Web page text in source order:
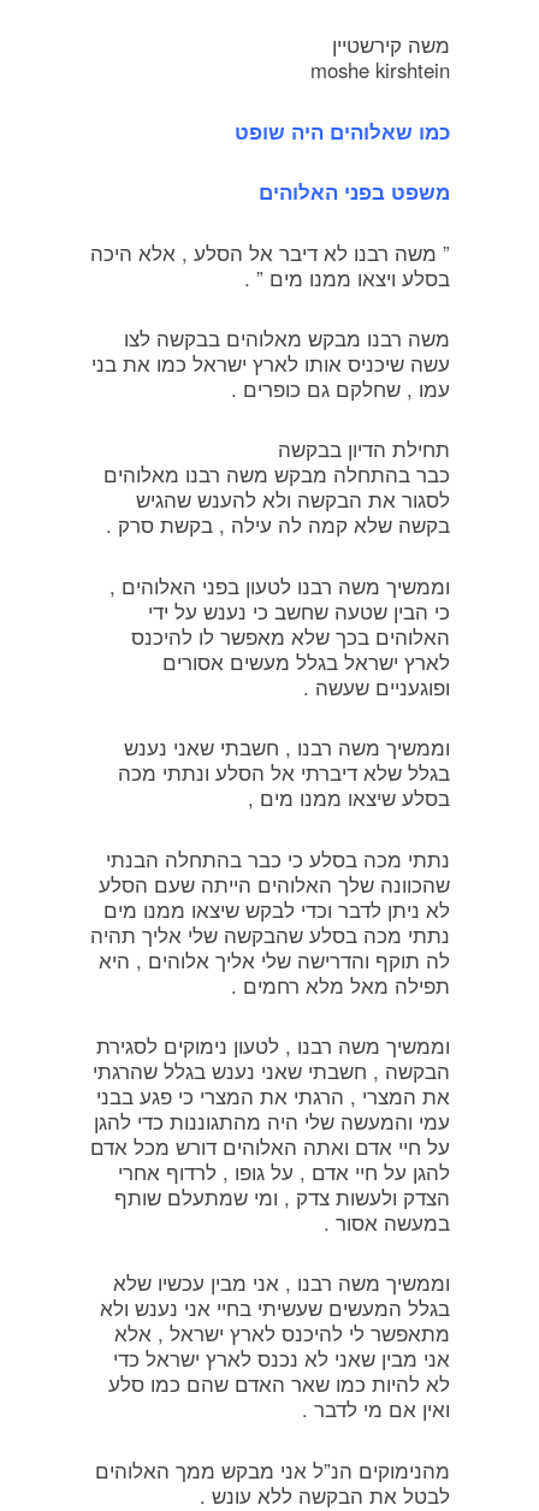
משה קירשטיין
moshe kirshtein
כמו שאלוהים היה שופט
משפט בפני האלוהים
” משה רבנו לא דיבר אל הסלע , אלא היכה
בסלע ויצאו ממנו מים ” .
משה רבנו מבקש מאלוהים בבקשה לצו
עשה שיכניס אותו לארץ ישראל כמו את בני
עמו , שחלקם גם כופרים .
תחילת הדיון בבקשה
כבר בהתחלה מבקש משה רבנו מאלוהים
לסגור את הבקשה ולא להענש שהגיש
בקשה שלא קמה לה עילה , בקשת סרק .
וממשיך משה רבנו לטעון בפני האלוהים ,
כי הבין שטעה שחשב כי נענש על ידי
האלוהים בכך שלא מאפשר לו להיכנס
לארץ ישראל בגלל מעשים אסורים
ופוגעניים שעשה .
וממשיך משה רבנו , חשבתי שאני נענש
בגלל שלא דיברתי אל הסלע ונתתי מכה
בסלע שיצאו ממנו מים ,
נתתי מכה בסלע כי כבר בהתחלה הבנתי
שהכוונה שלך האלוהים הייתה שעם הסלע
לא ניתן לדבר וכדי לבקש שיצאו ממנו מים
נתתי מכה בסלע שהבקשה שלי אליך תהיה
לה תוקף והדרישה שלי אליך אלוהים , היא
תפילה מאל מלא רחמים .
וממשיך משה רבנו , לטעון נימוקים לסגירת
הבקשה , חשבתי שאני נענש בגלל שהרגתי
את המצרי , הרגתי את המצרי כי פגע בבני
עמי והמעשה שלי היה מהתגוננות כדי להגן
על חיי אדם ואתה האלוהים דורש מכל אדם
להגן על חיי אדם , על גופו , לרדוף אחרי
הצדק ולעשות צדק , ומי שמתעלם שותף
במעשה אסור .
וממשיך משה רבנו , אני מבין עכשיו שלא
בגלל המעשים שעשיתי בחיי אני נענש ולא
מתאפשר לי להיכנס לארץ ישראל , אלא
אני מבין שאני לא נכנס לארץ ישראל כדי
לא להיות כמו שאר האדם שהם כמו סלע
ואין אם מי לדבר .
מהנימוקים הנ”ל אני מבקש ממך האלוהים
לבטל את הבקשה ללא עונש .